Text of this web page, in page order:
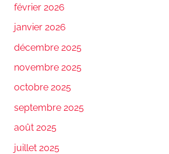
février 2026
janvier 2026
décembre 2025
novembre 2025
octobre 2025
septembre 2025
août 2025
juillet 2025